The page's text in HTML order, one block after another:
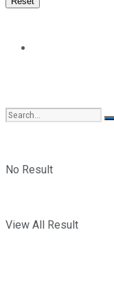
No Result
View All Result